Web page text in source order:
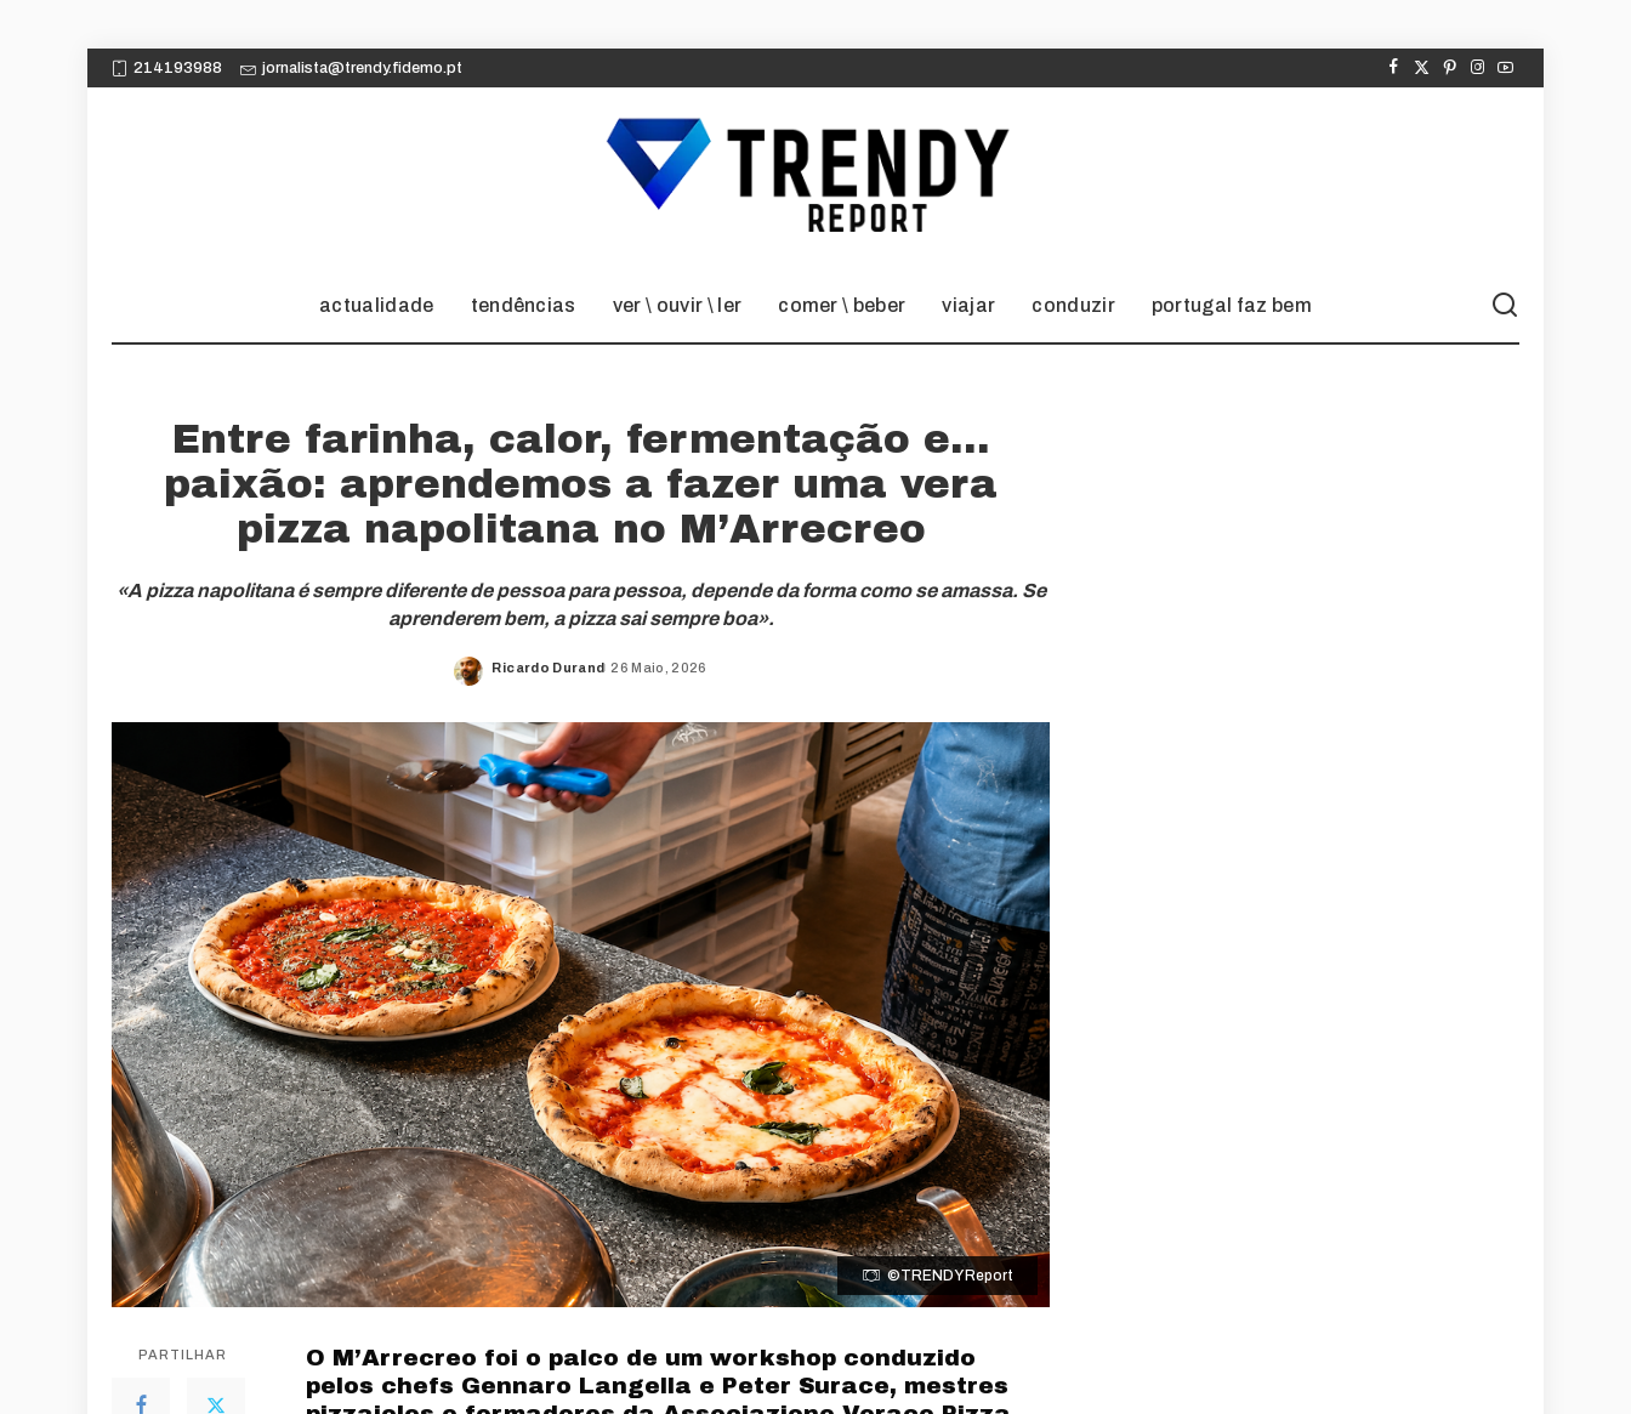
214193988 jornalista@trendy.fidemo.pt
actualidade tendências ver \ ouvir \ ler comer \ beber viajar conduzir portugal faz bem
Entre farinha, calor, fermentação e…
paixão: aprendemos a fazer uma vera
pizza napolitana no M’Arrecreo
«A pizza napolitana é sempre diferente de pessoa para pessoa, depende da forma como se amassa. Se
aprenderem bem, a pizza sai sempre boa».
Posted
Ricardo Durand 26 Maio, 2026
©TRENDY Report
PARTILHAR
O M’Arrecreo foi o palco de um workshop conduzido
pelos chefs Gennaro Langella e Peter Surace, mestres